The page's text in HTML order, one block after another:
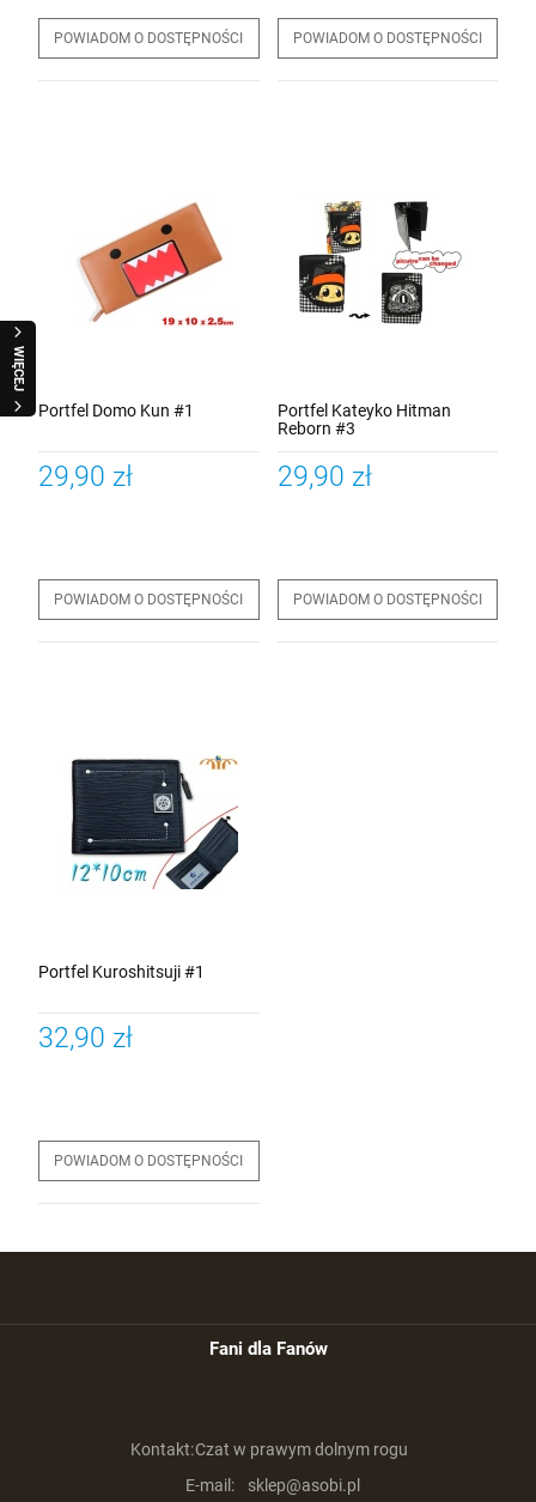
WIĘCEJ
POWIADOM O DOSTĘPNOŚCI POWIADOM O DOSTĘPNOŚCI
Portfel Domo Kun #1
29,90 zł
POWIADOM O DOSTĘPNOŚCI
Portfel Kateyko Hitman
Reborn #3
29,90 zł
POWIADOM O DOSTĘPNOŚCI
Portfel Kuroshitsuji #1
32,90 zł
POWIADOM O DOSTĘPNOŚCI
Fani dla Fanów
Kontakt:Czat w prawym dolnym rogu
E-mail:
sklep@asobi.pl